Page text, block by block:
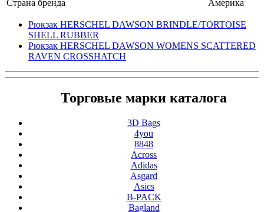
Страна бренда Америка
Рюкзак HERSCHEL DAWSON BRINDLE/TORTOISE
SHELL RUBBER
Рюкзак HERSCHEL DAWSON WOMENS SCATTERED
RAVEN CROSSHATCH
Торговые марки каталога
3D Bags
4you
8848
Across
Adidas
Asgard
Asics
B-PACK
Bagland